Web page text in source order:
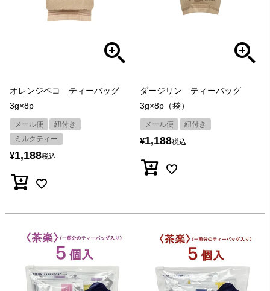
オレンジペコ ティーバッグ
3g×8p
メール便
紐付き
ミルクティー
¥1,188税込
ダージリン ティーバッグ
3g×8p（袋）
メール便 紐付き
¥1,188税込